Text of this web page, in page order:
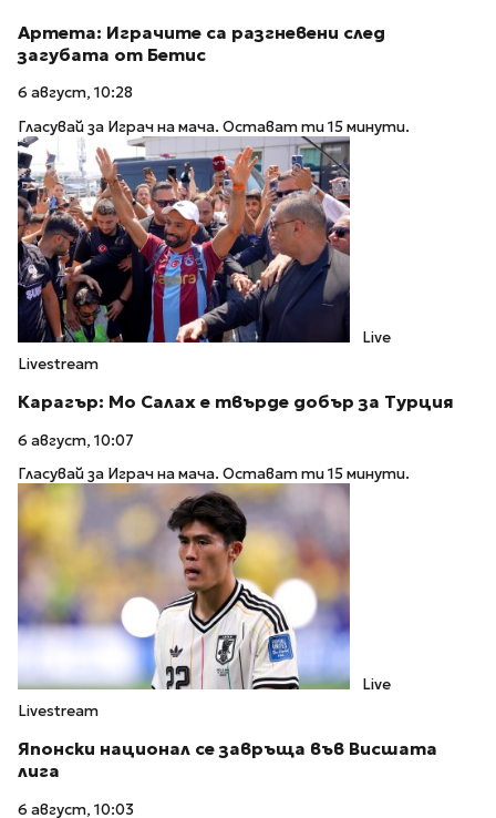
Артета: Играчите са разгневени след
загубата от Бетис
6 август, 10:28
Гласувай за Играч на мача. Остават ти 15 минути.
Live
Livestream
Карагър: Мо Салах е твърде добър за Турция
6 август, 10:07
Гласувай за Играч на мача. Остават ти 15 минути.
Live
Livestream
Японски национал се завръща във Висшата
лига
6 август, 10:03